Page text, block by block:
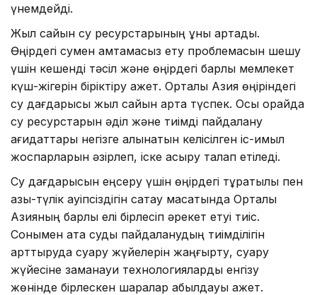
үнемдейді.
Жыл сайын су ресурстарының құны артады.
Өңірдегі сумен қамтамасыз ету проблемасын шешу
үшін кешенді тәсіл және өңірдегі барлық мемлекет
күш-жігерін біріктіру қажет. Орталық Азия өңіріндегі
су дағдарысы жыл сайын арта түспек. Осы орайда
су ресурстарын әділ және тиімді пайдалану
қағидаттары негізге алынатын келісілген іс-қимыл
жоспарларын әзірлеп, іске асыру талап етіледі.
Су дағдарысын еңсеру үшін өңірдегі тұрақтылық пен
азық-түлік қауіпсіздігін сақтау мақсатында Орталық
Азияның барлық елі бірлесіп әрекет етуі тиіс.
Сонымен қата суды пайдаланудың тиімділігін
арттыруда суару жүйелерін жаңғырту, суару
жүйесіне заманауи технологияларды енгізу
жөнінде бірлескен шаралар қабылдауы қажет.